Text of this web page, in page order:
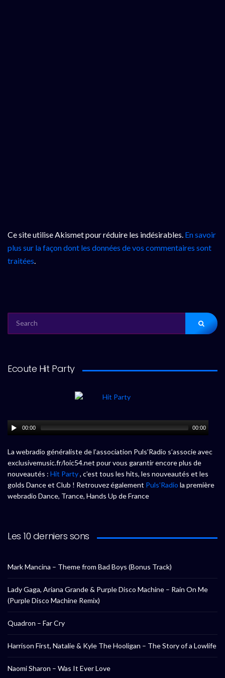
Ce site utilise Akismet pour réduire les indésirables. En savoir
plus sur la façon dont les données de vos commentaires sont
traitées.
FOR:
Ecoute Hit Party
00:00 00:00
La webradio généraliste de l’association Puls’Radio s’associe avec
exclusivemusic.fr/loic54.net pour vous garantir encore plus de
nouveautés : Hit Party, c’est tous les hits, les nouveautés et les
golds Dance et Club ! Retrouvez également Puls’Radio la première
webradio Dance, Trance, Hands Up de France
Les 10 derniers sons
Mark Mancina – Theme from Bad Boys (Bonus Track)
Lady Gaga, Ariana Grande & Purple Disco Machine – Rain On Me
(Purple Disco Machine Remix)
Quadron – Far Cry
Harrison First, Natalie & Kyle The Hooligan – The Story of a Lowlife
Naomi Sharon – Was It Ever Love